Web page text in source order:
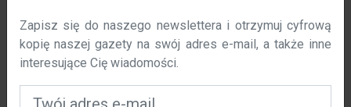
poprawić komfort korzystania z naszej witryny. Niniejsza
polityka określa, w jaki sposób i dlaczego używamy
plików cookie na polska-costa.com.
Zapisz się do naszego newslettera i otrzymuj cyfrową
kopię naszej gazety na swój adres e-mail, a także inne
interesujące Cię wiadomości.